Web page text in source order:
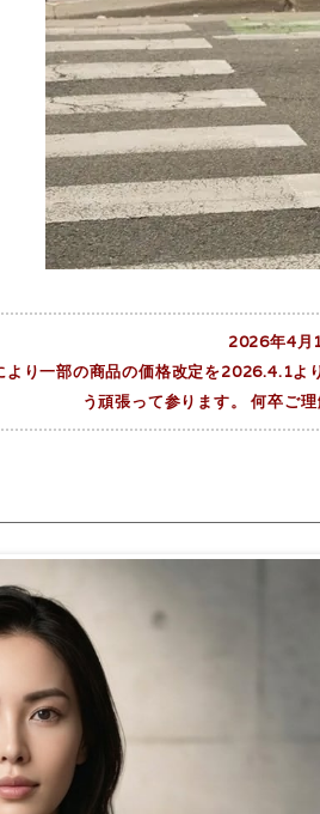
2026年4月
り一部の商品の価格改定を2026.4.1
う頑張って参ります。 何卒ご